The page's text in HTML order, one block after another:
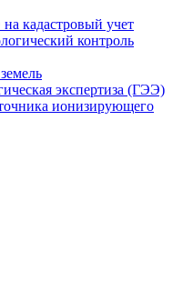
кадастровый учет
контроль
экспертиза (ГЭЭ)
ионизирующего